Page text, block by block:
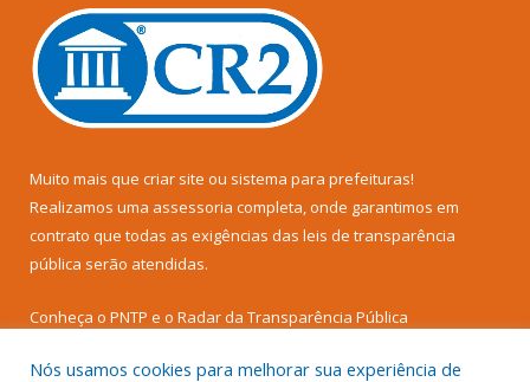
Muito mais que criar site ou sistema para prefeituras!
Realizamos uma assessoria completa, onde garantimos em
contrato que todas as exigências das leis de transparência
pública serão atendidas.
Conheça o PNTP e o Radar da Transparência Pública
Nós usamos cookies para melhorar sua experiência de